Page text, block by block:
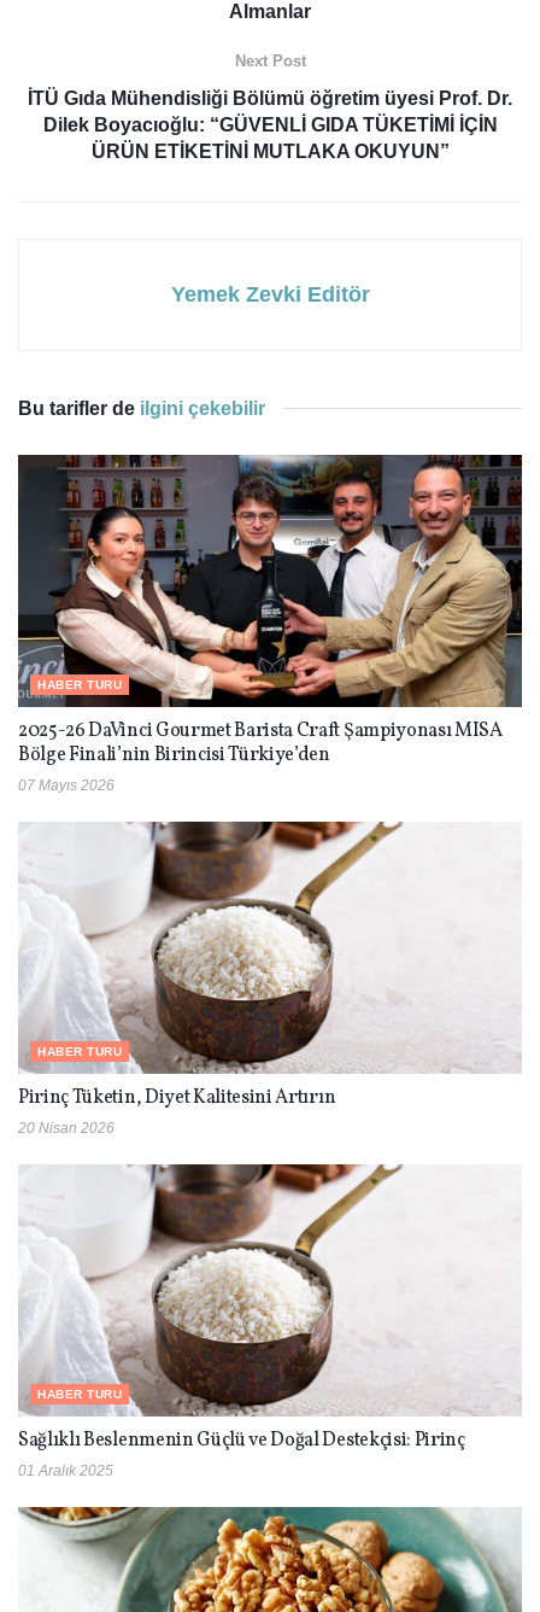
Almanlar
Next Post
İTÜ Gıda Mühendisliği Bölümü öğretim üyesi Prof. Dr.
Dilek Boyacıoğlu: “GÜVENLİ GIDA TÜKETİMİ İÇİN
ÜRÜN ETİKETİNİ MUTLAKA OKUYUN”
Yemek Zevki Editör
Bu tarifler de ilgini çekebilir
HABER TURU
2025-26 DaVinci Gourmet Barista Craft Şampiyonası MISA
Bölge Finali’nin Birincisi Türkiye’den
07 Mayıs 2026
HABER TURU
Pirinç Tüketin, Diyet Kalitesini Artırın
20 Nisan 2026
HABER TURU
Sağlıklı Beslenmenin Güçlü ve Doğal Destekçisi: Pirinç
01 Aralık 2025